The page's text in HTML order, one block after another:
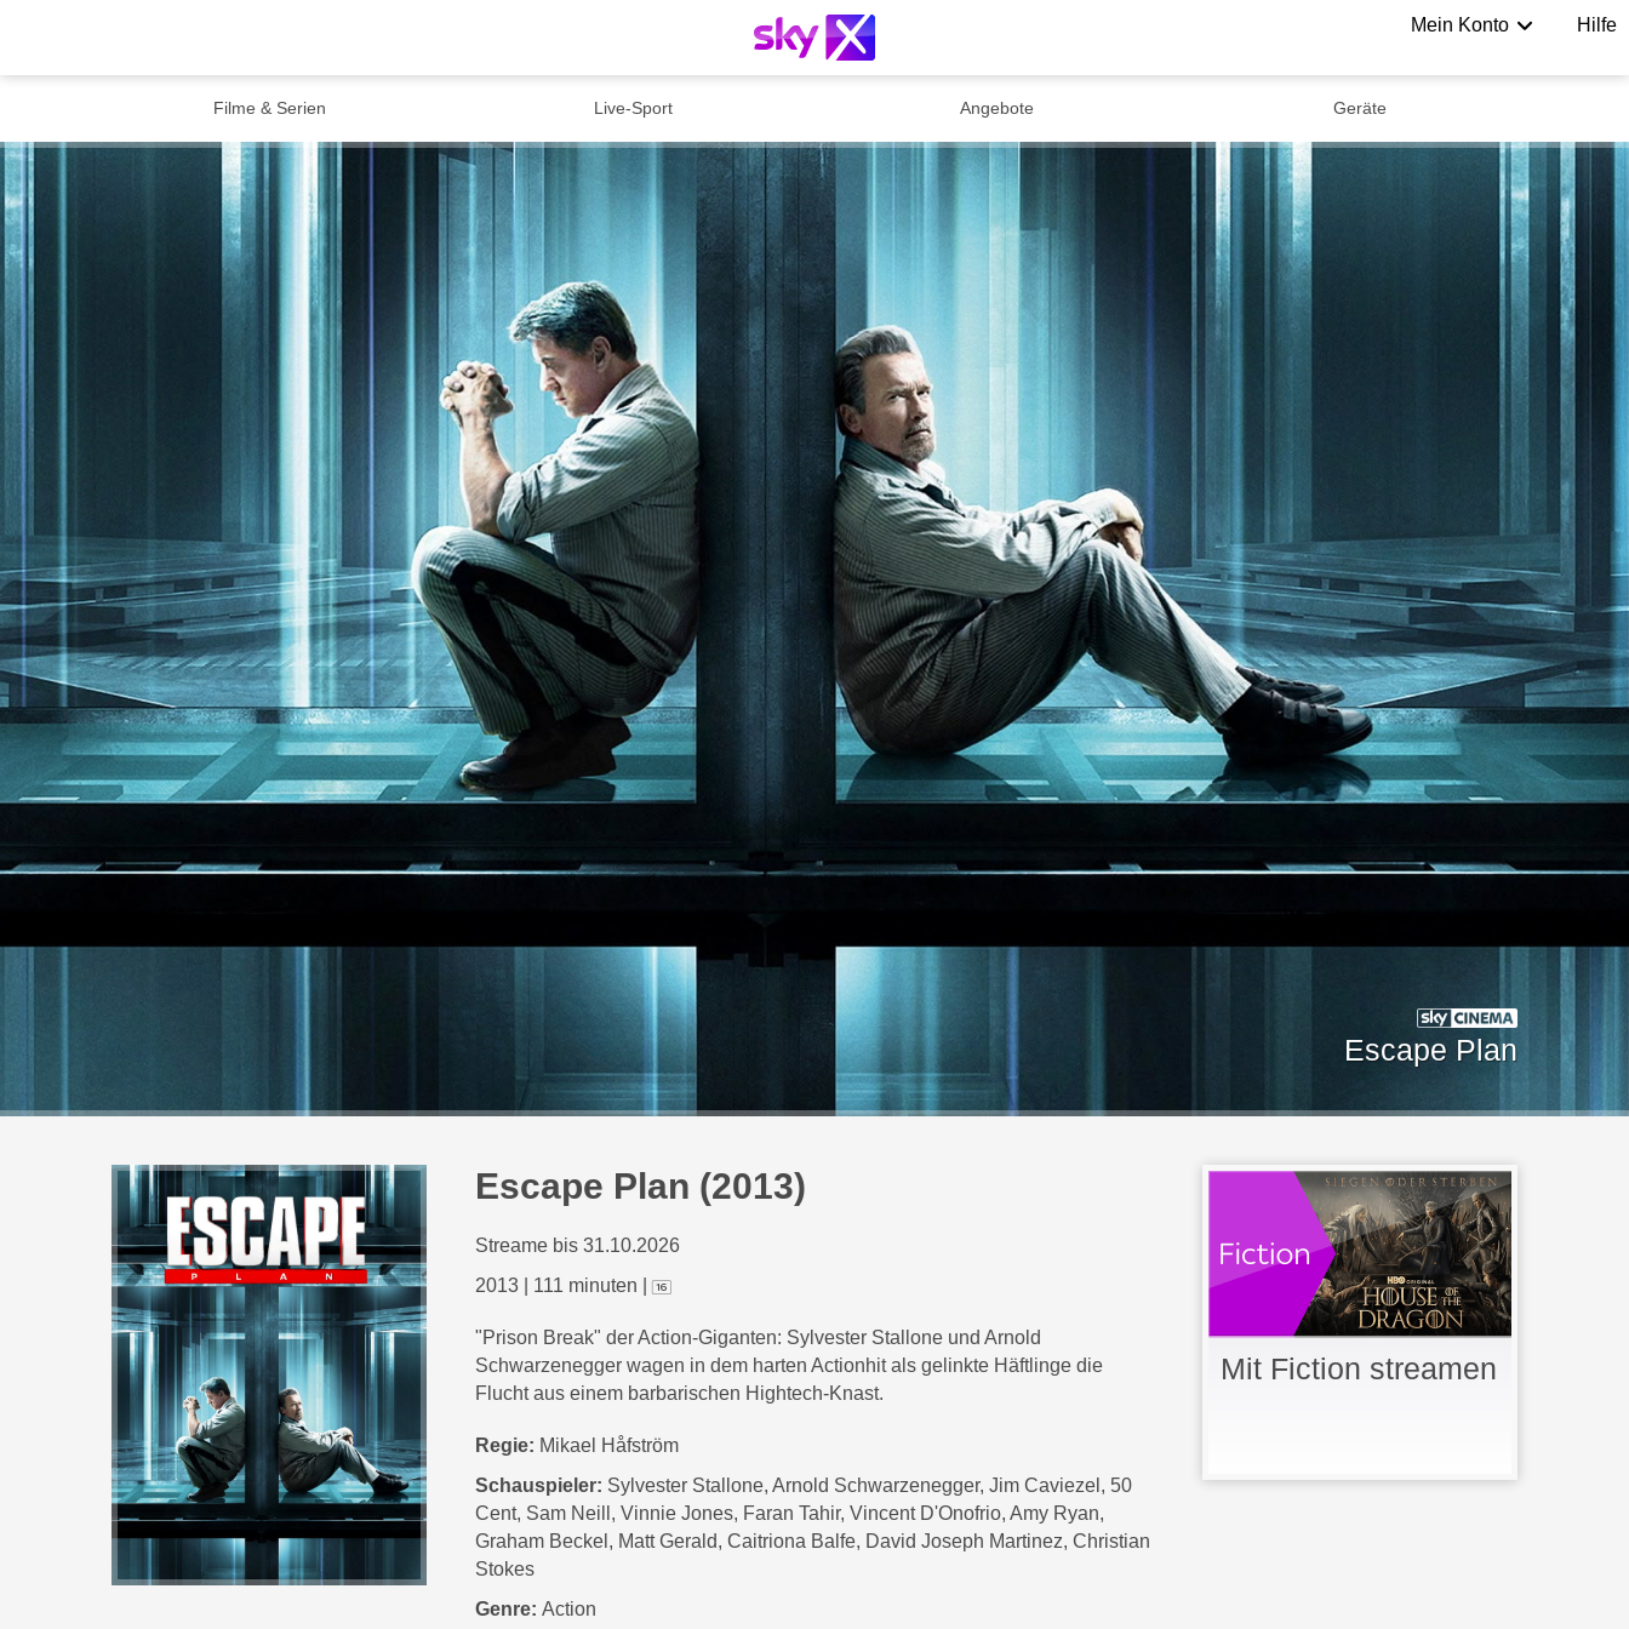
Mein Konto Hilfe
Filme & Serien Live-Sport Angebote Geräte
Escape Plan
Escape Plan (2013)
Streame bis 31.10.2026
2013
111 minuten
"Prison Break" der Action-Giganten: Sylvester Stallone und Arnold
Schwarzenegger wagen in dem harten Actionhit als gelinkte Häftlinge die
Flucht aus einem barbarischen Hightech-Knast.
Regie: Mikael Håfström
Schauspieler: Sylvester Stallone, Arnold Schwarzenegger, Jim Caviezel, 50
Cent, Sam Neill, Vinnie Jones, Faran Tahir, Vincent D'Onofrio, Amy Ryan,
Graham Beckel, Matt Gerald, Caitriona Balfe, David Joseph Martinez, Christian
Stokes
Genre: Action
Mit Fiction streamen